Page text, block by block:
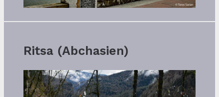
Ritsa (Abchasien)